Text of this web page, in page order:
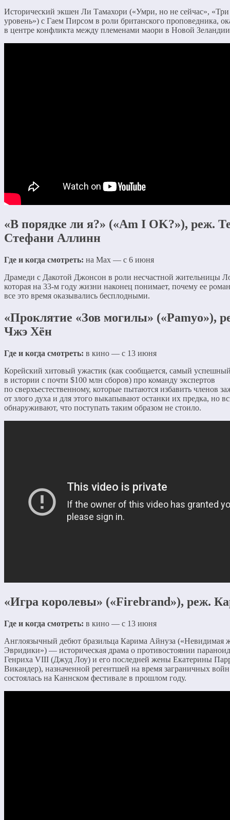
Исторический экшен Ли Тамахори («Умри, но не сейчас»,
уровень») с Гаем Пирсом в роли британского проповедника,
в центре конфликта между племенами маори в Новой
«В порядке ли я?» («Am I OK?»), реж.
Стефани Аллинн
Где и когда смотреть: на Max — с 6 июня
Драмеди с Дакотой Джонсон в роли несчастной жительницы
которая на 33-м году жизни наконец понимает, почему ее
все это время оказывались бесплодными.
«Проклятие «Зов могилы» («Pamyo»),
Чжэ Хён
Где и когда смотреть: в кино — с 13 июня
Корейский хитовый ужастик (как сообщается, самый
в истории с почти $100 млн сборов) про команду экспертов
по сверхъестественному, которые пытаются избавить членов
от злого духа и для этого выкапывают останки их предка, но
обнаруживают, что поступать таким образом не стоило.
«Игра королевы» («Firebrand»), реж.
Где и когда смотреть: в кино — с 13 июня
Англоязычный дебют бразильца Карима Айнуза («Невидимая
Эвридики») — историческая драма о противостоянии
Генриха VIII (Джуд Лоу) и его последней жены Екатерины
Викандер), назначенной регентшей на время заграничных
состоялась на Каннском фестивале в прошлом году.